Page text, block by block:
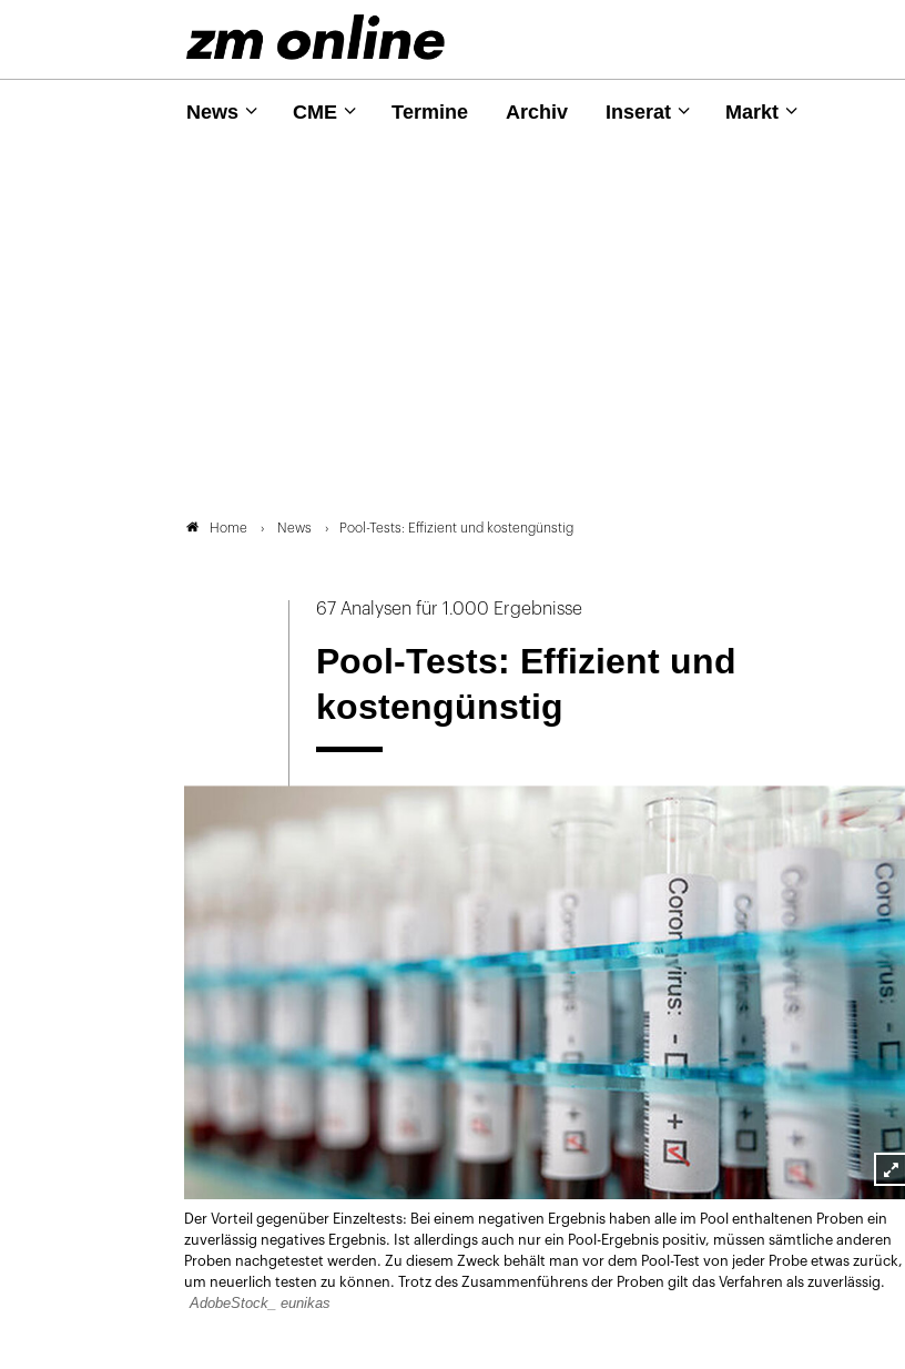
News CME Termine Archiv Inserat Markt
Home News Pool-Tests: Effizient und kostengünstig
67 Analysen für 1.000 Ergebnisse
Pool-Tests: Effizient und
kostengünstig
Der Vorteil gegenüber Einzeltests: Bei einem negativen Ergebnis haben alle im Pool enthaltenen Proben ein
zuverlässig negatives Ergebnis. Ist allerdings auch nur ein Pool-Ergebnis positiv, müssen sämtliche anderen
Proben nachgetestet werden. Zu diesem Zweck behält man vor dem Pool-Test von jeder Probe etwas zurück,
um neuerlich testen zu können. Trotz des Zusammenführens der Proben gilt das Verfahren als zuverlässig.
AdobeStock_ eunikas